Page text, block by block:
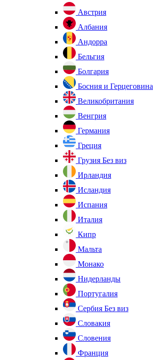
Австрия
Албания
Андорра
Бельгия
Болгария
Босния и Герцеговина
Великобритания
Венгрия
Германия
Греция
Грузия Без виз
Ирландия
Исландия
Испания
Италия
Кипр
Мальта
Монако
Нидерланды
Португалия
Сербия Без виз
Словакия
Словения
Франция